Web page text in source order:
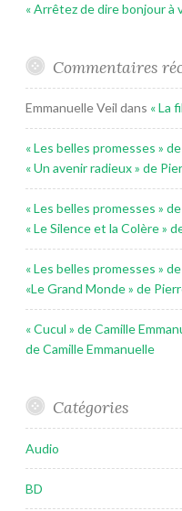
« Arrêtez de dire bonjour à
Commentaires
Emmanuelle Veil dans « La
« Les belles promesses »
« Un avenir radieux » de
« Les belles promesses »
« Le Silence et la Colère »
« Les belles promesses »
«Le Grand Monde » de
« Cucul » de Camille
de Camille Emmanuelle
Catégories
Audio
BD